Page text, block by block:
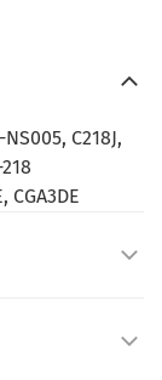
C218J,
CGA3DE